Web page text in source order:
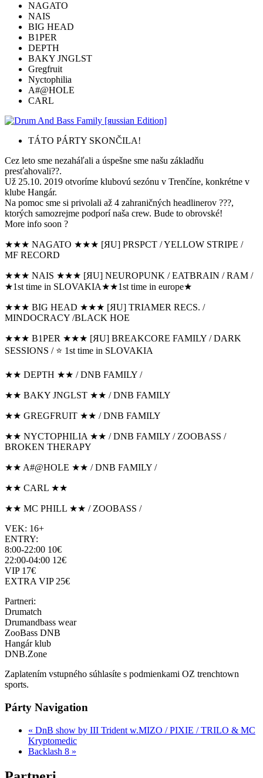
NAGATO
NAIS
BIG HEAD
B1PER
DEPTH
BAKY JNGLST
Gregfruit
Nyctophilia
A#@HOLE
CARL
TÁTO PÁRTY SKONČILA!
Cez leto sme nezaháľali a úspešne sme našu základňu
presťahovali??.
Už 25.10. 2019 otvoríme klubovú sezónu v Trenčíne, konkrétne v
klube Hangár.
Na pomoc sme si privolali až 4 zahraničných headlinerov ???,
ktorých samozrejme podporí naša crew. Bude to obrovské!
More info soon ?
★★★ NAGATO ★★★ [ЯU] PRSPCT / YELLOW STRIPE /
MF RECORD
★★★ NAIS ★★★ [ЯU] NEUROPUNK / EATBRAIN / RAM /
★1st time in SLOVAKIA★★1st time in europe★
★★★ BIG HEAD ★★★ [ЯU] TRIAMER RECS. /
MINDOCRACY /BLACK HOE
★★★ B1PER ★★★ [ЯU] BREAKCORE FAMILY / DARK
SESSIONS / ⭐ 1st time in SLOVAKIA
★★ DEPTH ★★ / DNB FAMILY /
★★ BAKY JNGLST ★★ / DNB FAMILY
★★ GREGFRUIT ★★ / DNB FAMILY
★★ NYCTOPHILIA ★★ / DNB FAMILY / ZOOBASS /
BROKEN THERAPY
★★ A#@HOLE ★★ / DNB FAMILY /
★★ CARL ★★
★★ MC PHILL ★★ / ZOOBASS /
VEK: 16+
ENTRY:
8:00-22:00 10€
22:00-04:00 12€
VIP 17€
EXTRA VIP 25€
Partneri:
Drumatch
Drumandbass wear
ZooBass DNB
Hangár klub
DNB.Zone
Zaplatením vstupného súhlasíte s podmienkami OZ trenchtown
sports.
Párty Navigation
« DnB show by III Trident w.MIZO / PIXIE / TRILO & MC
Kryptomedic
Backlash 8 »